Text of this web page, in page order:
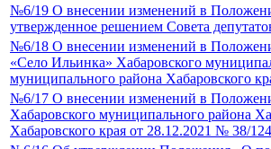
№6/19 О внесении изменений в
утвержденное решением Совета
№6/18 О внесении изменений в
«Село Ильинка» Хабаровского
муниципального района Хабаровского
№6/17 О внесении изменений в
Хабаровского муниципального района
Хабаровского края от 28.12.2021 № 38/124